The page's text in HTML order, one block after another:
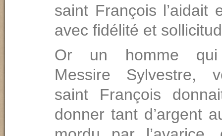
saint François l’aidait
avec fidélité et
Or un homme qui
Messire Sylvestre,
saint François
donner tant d’argent